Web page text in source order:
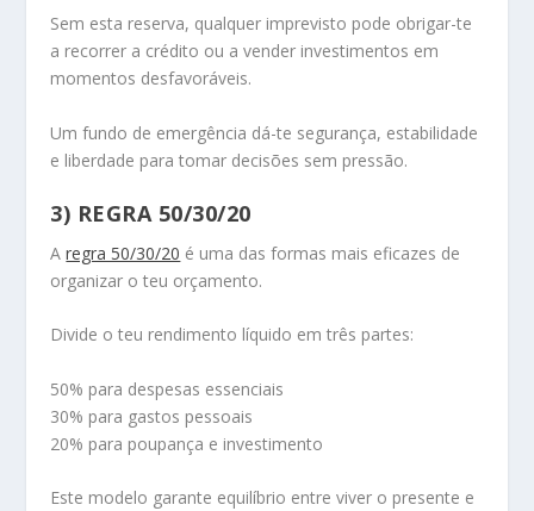
Sem esta reserva, qualquer imprevisto pode obrigar-te
a recorrer a crédito ou a vender investimentos em
momentos desfavoráveis.
Um fundo de emergência dá-te segurança, estabilidade
e liberdade para tomar decisões sem pressão.
3) REGRA 50/30/20
Aregra 50/30/20 é uma das formas mais eficazes de
organizar o teu orçamento.
Divide o teu rendimento líquido em três partes:
50% para despesas essenciais
30% para gastos pessoais
20% para poupança e investimento
Este modelo garante equilíbrio entre viver o presente e